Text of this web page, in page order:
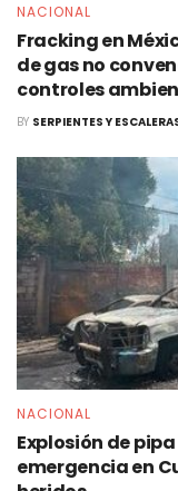
NACIONAL
Fracking en
de gas no
controles
BY SERPIENTES Y
NACIONAL
Explosión de
emergencia en